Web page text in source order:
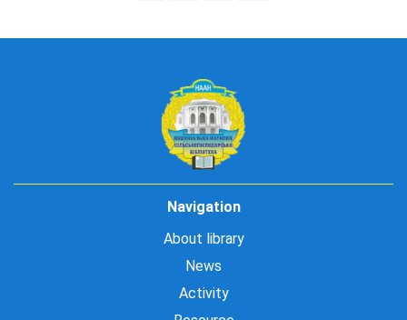
Navigation
About library
News
Activity